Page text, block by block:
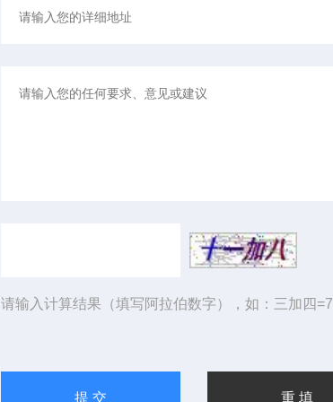
请输入计算结果（填写阿拉伯数字），如：三加四=7